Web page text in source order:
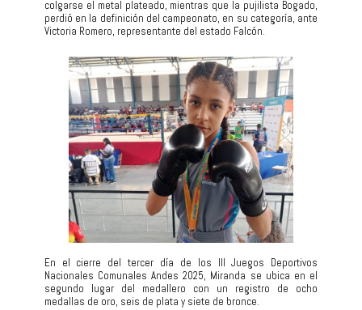
colgarse el metal plateado, mientras que la pujilista Bogado,
perdió en la definición del campeonato, en su categoría, ante
Victoria Romero, representante del estado Falcón.
En el cierre del tercer día de los III Juegos Deportivos
Nacionales Comunales Andes 2025, Miranda se ubica en el
segundo lugar del medallero con un registro de ocho
medallas de oro, seis de plata y siete de bronce.